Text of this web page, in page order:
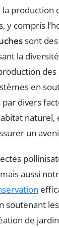
production
y compris
sont
la
en
divers
naturel,
un
aussi
soutenant
de